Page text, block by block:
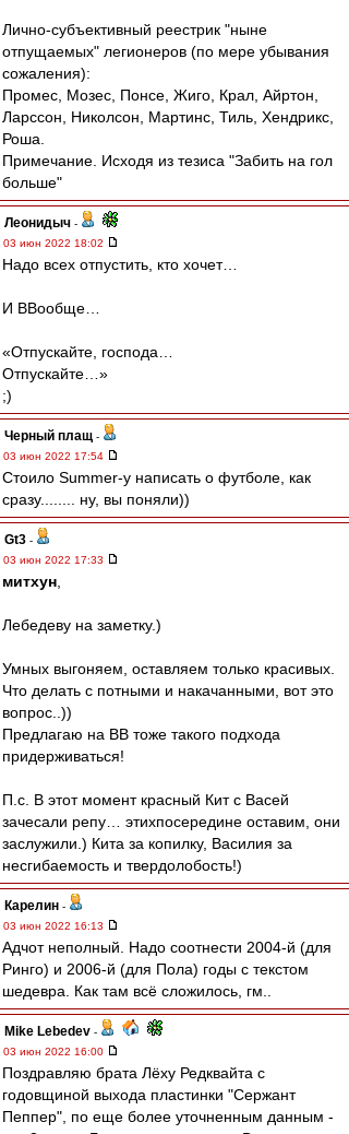
Лично-субъективный реестрик "ныне
отпущаемых" легионеров (по мере убывания
сожаления):
Промес, Мозес, Понсе, Жиго, Крал, Айртон,
Ларссон, Николсон, Мартинс, Тиль, Хендрикс,
Роша.
Примечание. Исходя из тезиса "Забить на гол
больше"
Леонидыч -
03 июн 2022 18:02
Надо всех отпустить, кто хочет…
И ВВообще…
«Отпускайте, господа…
Отпускайте…»
;)
Черный плащ -
03 июн 2022 17:54
Стоило Summer-y написать о футболе, как
сразу........ ну, вы поняли))
Gt3 -
03 июн 2022 17:33
митхун
Лебедеву на заметку.)
Умных выгоняем, оставляем только красивых.
Что делать с потными и накачанными, вот это
вопрос..))
Предлагаю на ВВ тоже такого подхода
придерживаться!
П.с. В этот момент красный Кит с Васей
зачесали репу… этихпосередине оставим, они
заслужили.) Кита за копилку, Василия за
несгибаемость и твердолобость!)
Карелин -
03 июн 2022 16:13
Адчот неполный. Надо соотнести 2004-й (для
Ринго) и 2006-й (для Пола) годы с текстом
шедевра. Как там всё сложилось, гм..
Mike Lebedev -
03 июн 2022 16:00
Поздравляю брата Лёху Редквайта с
годовщиной выхода пластинки "Сержант
Пеппер", по еще более уточненным данным -